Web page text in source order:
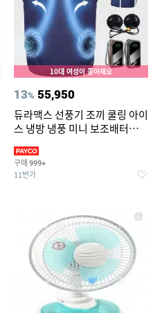
10대 여성이 좋아해요
13% 55,950
듀라맥스 선풍기 조끼 쿨링 아이
스 냉방 냉풍 미니 보조배터리
구매 999+
11번가